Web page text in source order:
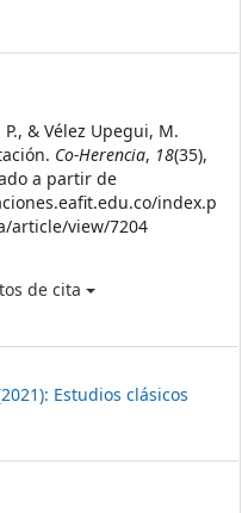
P., & Vélez Upegui, M.
Co-Herencia, 18(35),
a partir de
index.p
article/view/7204
de cita
Estudios clásicos